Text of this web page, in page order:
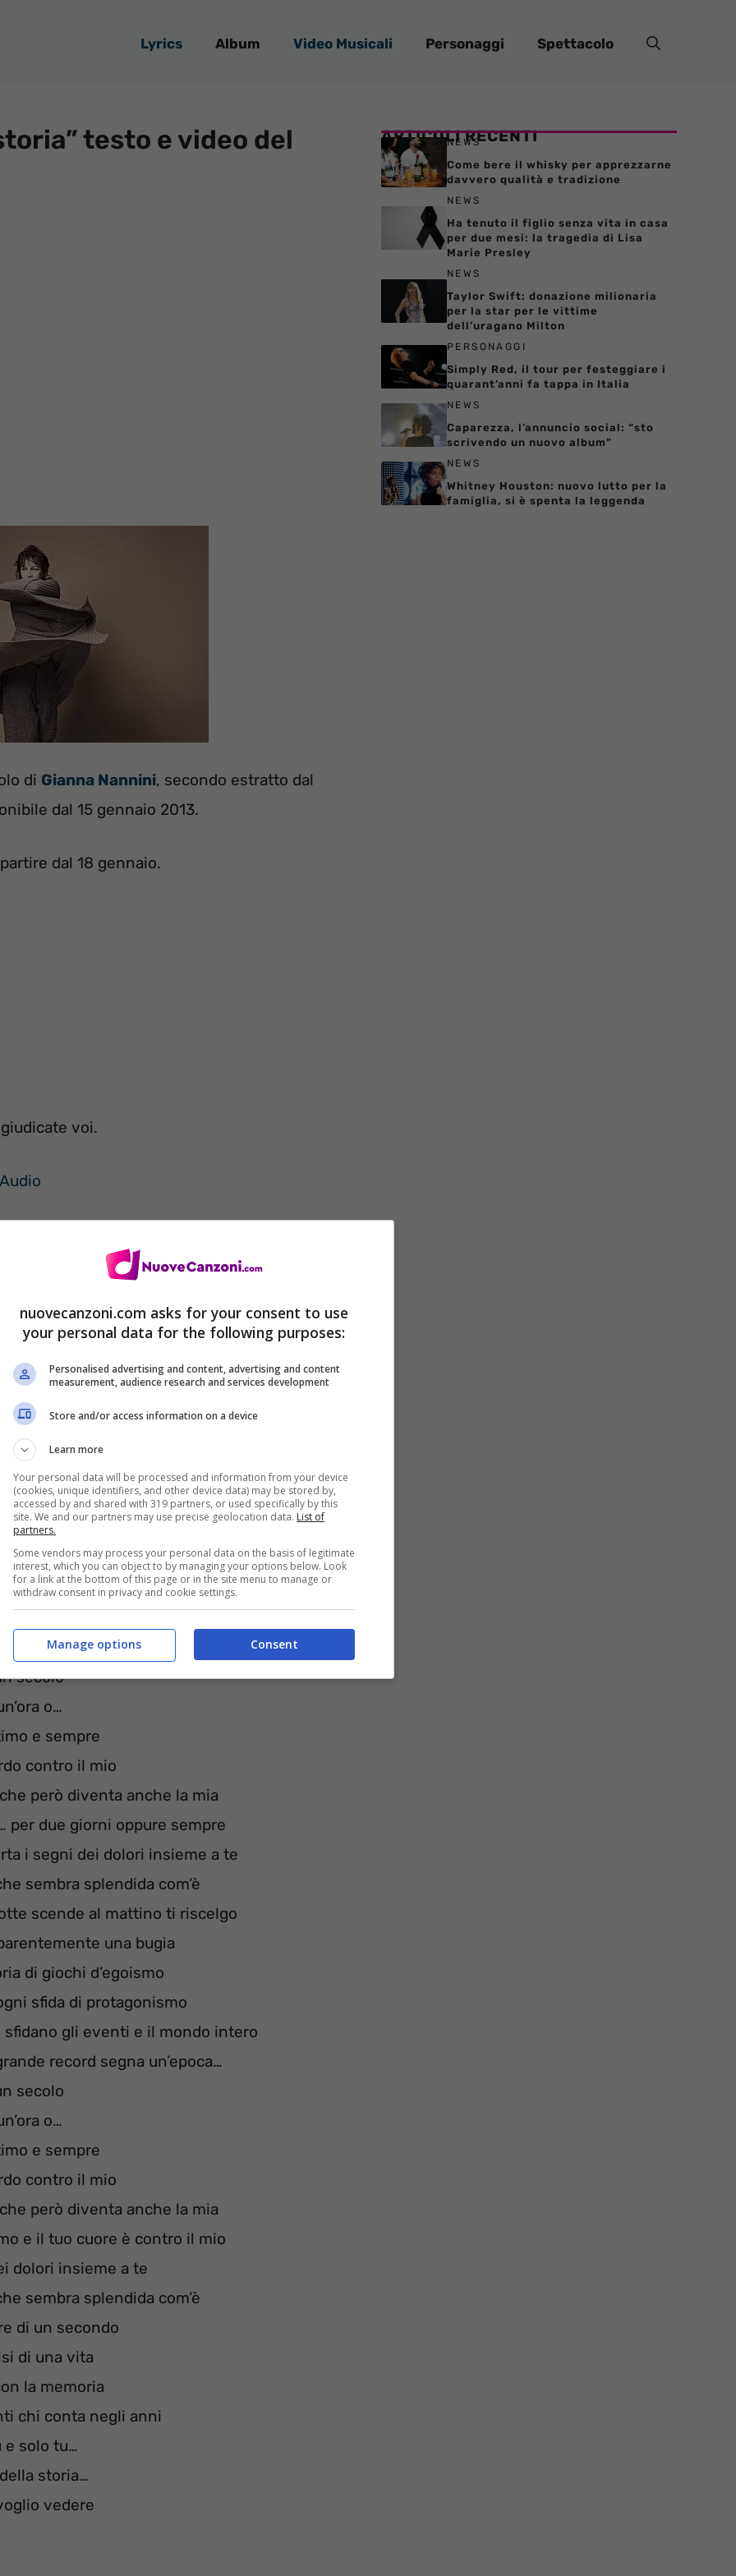
Lyrics Album Video Musicali Personaggi Spettacolo
testo e video del
di Gianna Nannini, secondo estratto dal
dal 15 gennaio 2013.
dal 18 gennaio.
voi.
Audio
da anni in penitenza
dirlo mai
sembra un labirinto
poi ritorniamo qua
secolo
o…
e sempre
contro il mio
però diventa anche la mia
per due giorni oppure sempre
i segni dei dolori insieme a te
sembra splendida com’è
scende al mattino ti riscelgo
una bugia
di giochi d’egoismo
sfida di protagonismo
gli eventi e il mondo intero
record segna un’epoca…
secolo
o…
e sempre
contro il mio
però diventa anche la mia
e il tuo cuore è contro il mio
dolori insieme a te
sembra splendida com’è
di un secondo
di una vita
la memoria
chi conta negli anni
e solo tu…
storia…
vedere
ARTICOLI RECENTI
NEWS
Come bere il whisky per apprezzarne
davvero qualità e tradizione
NEWS
Ha tenuto il figlio senza vita in casa
per due mesi: la tragedia di Lisa
Marie Presley
NEWS
Taylor Swift: donazione milionaria
per la star per le vittime
dell’uragano Milton
PERSONAGGI
Simply Red, il tour per festeggiare i
quarant’anni fa tappa in Italia
NEWS
Caparezza, l’annuncio social: “sto
scrivendo un nuovo album”
NEWS
Whitney Houston: nuovo lutto per la
famiglia, si è spenta la leggenda
nuovecanzoni.com asks for your consent to use
your personal data for the following purposes:
Personalised advertising and content, advertising and content
measurement, audience research and services development
Store and/or access information on a device
Learn more
Your personal data will be processed and information from your device
(cookies, unique identifiers, and other device data) may be stored by,
accessed by and shared with 319 partners, or used specifically by this
site. We and our partners may use precise geolocation data. List of
partners.
Some vendors may process your personal data on the basis of legitimate
interest, which you can object to by managing your options below. Look
for a link at the bottom of this page or in the site menu to manage or
withdraw consent in privacy and cookie settings.
Consent
Manage options